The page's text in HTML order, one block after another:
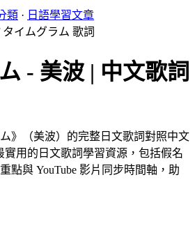
類 · 日語學習文章
タイムグラム 歌詞
- 美波 | 中文歌詞
》（美波）的完整日文歌詞對照中文
實用的日文歌詞學習資源，包括假名
點與 YouTube 影片同步時間軸，助